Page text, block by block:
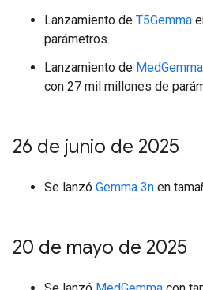
Lanzamiento de T5Gemma
parámetros.
Lanzamiento de MedGemma
con 27 mil millones de
26 de junio de 2025
Se lanzó Gemma 3n en
20 de mayo de 2025